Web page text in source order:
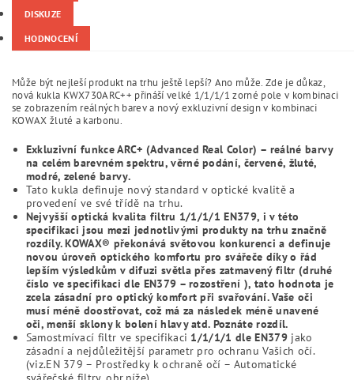
DISKUZE
HODNOCENÍ
Může být nejleší produkt na trhu ještě lepší? Ano může. Zde je důkaz,
nová kukla KWX730ARC++ přináší velké 1/1/1/1 zorné pole v kombinaci
se zobrazením reálných barev a nový exkluzivní design v kombinaci
KOWAX žluté a karbonu.
Exkluzivní funkce ARC+ (Advanced Real Color) – reálné barvy
na celém barevném spektru, věrné podání, červené, žluté,
modré, zelené barvy.
Tato kukla definuje nový standard v optické kvalitě a
provedení ve své třídě na trhu.
Nejvyšší optická kvalita filtru 1/1/1/1 EN379, i v této
specifikaci jsou mezi jednotlivými produkty na trhu značně
rozdíly. KOWAX® překonává světovou konkurenci a definuje
novou úroveň optického komfortu pro svářeče díky o řád
lepším výsledkům v difuzi světla přes zatmavený filtr (druhé
číslo ve specifikaci dle EN379 – rozostření ), tato hodnota je
zcela zásadní pro optický komfort při svařování. Vaše oči
musí méně doostřovat, což má za následek méně unavené
oči, menší sklony k bolení hlavy atd. Poznáte rozdíl.
Samostmívací filtr ve specifikaci 1/1/1/1 dle EN379 jako
zásadní a nejdůležitější parametr pro ochranu Vašich očí.
(viz.EN 379 – Prostředky k ochraně očí – Automatické